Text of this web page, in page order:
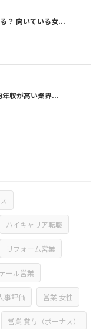
？ 向いている女...
年収が高い業界...
ハイキャリア転職
リフォーム営業
ール営業
事評価 営業 女性
営業 賞与（ボーナス）